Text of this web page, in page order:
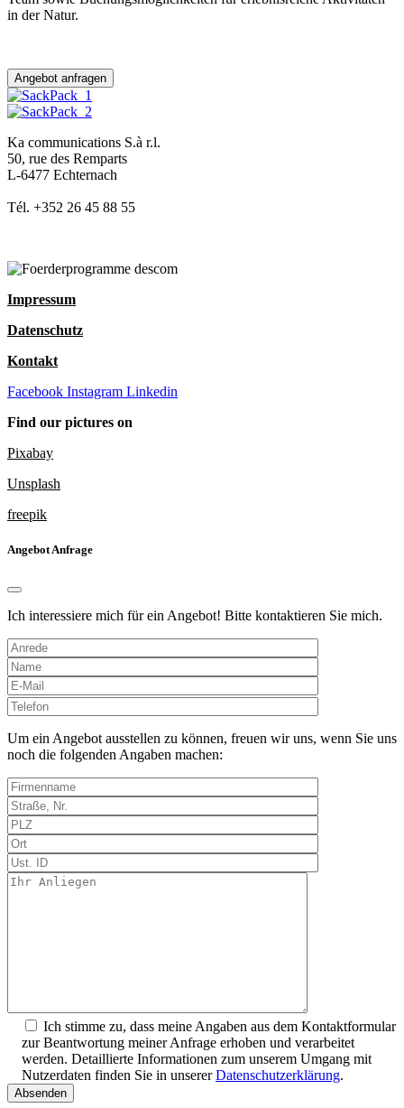
in der Natur.
Angebot anfragen
Ka communications S.à r.l.
50, rue des Remparts
L-6477 Echternach
Tél. +352 26 45 88 55
Impressum
Datenschutz
Kontakt
Facebook Instagram Linkedin
Find our pictures on
Pixabay
Unsplash
freepik
Angebot Anfrage
Ich interessiere mich für ein Angebot! Bitte kontaktieren Sie mich.
Bitte
lasse
dieses
Feld
Um ein Angebot ausstellen zu können, freuen wir uns, wenn Sie uns
noch die folgenden Angaben machen:
Ich stimme zu, dass meine Angaben aus dem Kontaktformular
zur Beantwortung meiner Anfrage erhoben und verarbeitet
werden. Detaillierte Informationen zum unserem Umgang mit
Nutzerdaten finden Sie in unsererDatenschutzerklärung.